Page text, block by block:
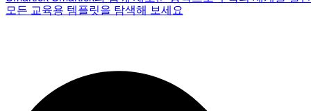
모든 교육용 템플릿을 탐색해 보세요